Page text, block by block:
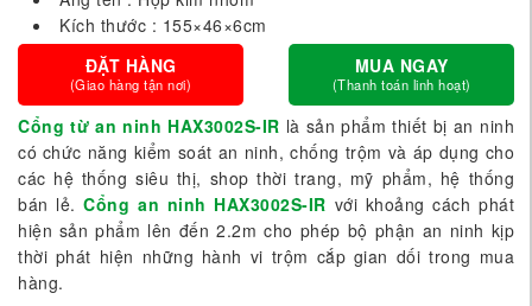
Kích thước : 155×46×6cm
ĐẶT HÀNG
(Giao hàng tận nơi)
MUA NGAY
(Thanh toán linh hoạt)
Cổng từ an ninh HAX3002S-IR là sản phẩm thiết bị an ninh
có chức năng kiểm soát an ninh, chống trộm và áp dụng cho
các hệ thống siêu thị, shop thời trang, mỹ phẩm, hệ thống
bán lẻ.Cổng an ninh HAX3002S-IR với khoảng cách phát
hiện sản phẩm lên đến 2.2m cho phép bộ phận an ninh kịp
thời phát hiện những hành vi trộm cắp gian dối trong mua
hàng.